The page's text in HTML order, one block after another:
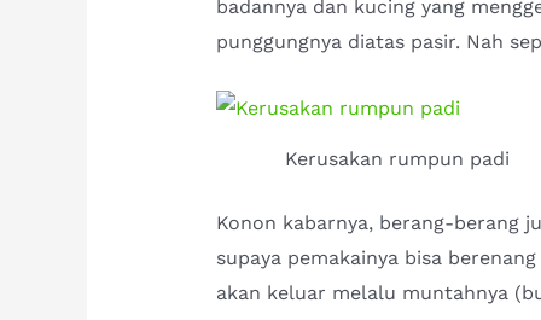
badannya dan kucing yang
punggungnya diatas pasir. Nah
Kerusakan rumpun padi
Konon kabarnya, berang-berang
supaya pemakainya bisa
akan keluar melalu muntahnya